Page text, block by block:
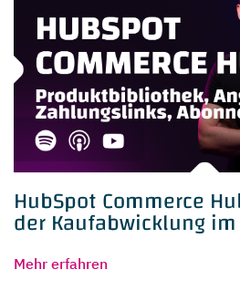
HubSpot Commerce
der Kaufabwicklung im
Mehr erfahren